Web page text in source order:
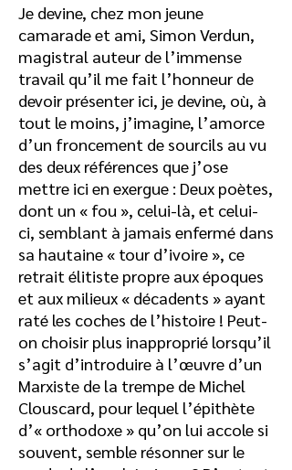
Je devine, chez mon jeune
camarade et ami, Simon Verdun,
magistral auteur de l’immense
travail qu’il me fait l’honneur de
devoir présenter ici, je devine, où, à
tout le moins, j’imagine, l’amorce
d’un froncement de sourcils au vu
des deux références que j’ose
mettre ici en exergue : Deux poètes,
dont un « fou », celui-là, et celui-
ci, semblant à jamais enfermé dans
sa hautaine « tour d’ivoire », ce
retrait élitiste propre aux époques
et aux milieux « décadents » ayant
raté les coches de l’histoire ! Peut-
on choisir plus inapproprié lorsqu’il
s’agit d’introduire à l’œuvre d’un
Marxiste de la trempe de Michel
Clouscard, pour lequel l’épithète
d’« orthodoxe » qu’on lui accole si
souvent, semble résonner sur le